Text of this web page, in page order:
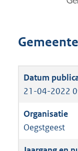
21-04-2022
Oegstgeest